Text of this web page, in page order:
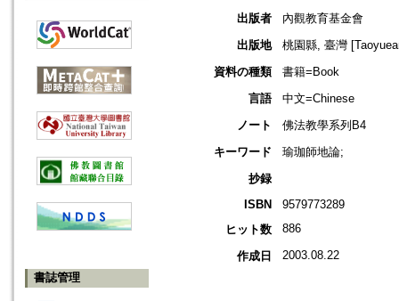
書誌管理
出版者
內觀教育基金會
出版地
桃園縣, 臺灣
資料の種類
書籍=Book
言語
中文=Chinese
ノート
佛法教學系列B4
キーワード
瑜珈師地論;
抄録
ISBN
9579773289
ヒット数
886
作成日 2003.08.22